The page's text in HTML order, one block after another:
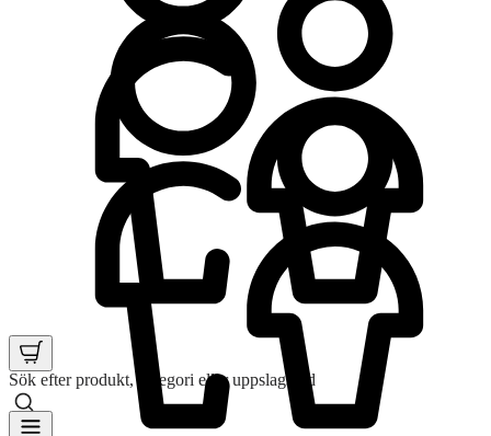
Sök efter produkt, kategori eller uppslagsord